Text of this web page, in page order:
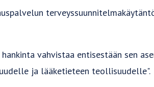
vahvistaa entisestään sen
ja lääketieteen teollisuudelle".